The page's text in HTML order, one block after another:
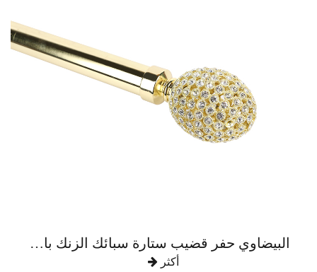
البيضاوي حفر قضيب ستارة سبائك الزنك بالكامل
أكثر